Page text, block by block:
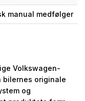
manual medfølger
Volkswagen-
bilernes originale
og